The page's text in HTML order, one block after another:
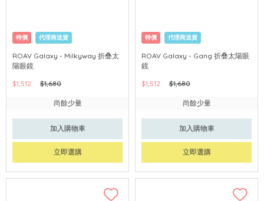
特價 代理商送貨
ROAV Galaxy - Milkyway 折叠太
陽眼鏡
$1,512
$1,680
尚餘少量
加入購物車
立即選購
特價 代理商送貨
ROAV Galaxy - Gang 折叠太陽眼
鏡
$1,512
$1,680
尚餘少量
加入購物車
立即選購